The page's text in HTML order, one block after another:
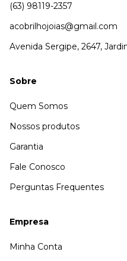
(63) 98119-2357
acobrilhojoias@gmail.com
Avenida Sergipe, 2647,
Sobre
Quem Somos
Nossos produtos
Garantia
Fale Conosco
Perguntas Frequentes
Empresa
Minha Conta